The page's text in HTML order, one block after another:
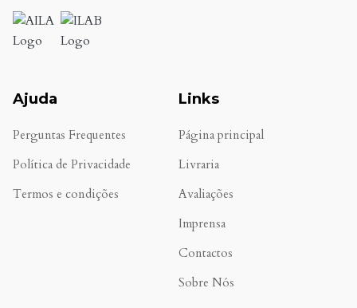
Ajuda
Perguntas Frequentes
Política de Privacidade
Termos e condições
Links
Página principal
Livraria
Avaliações
Imprensa
Contactos
Sobre Nós